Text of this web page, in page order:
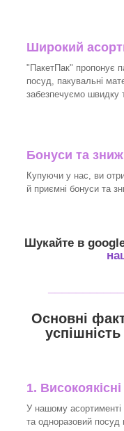
Широкий
"ПакетПак" пропонує
посуд, пакувальні
забезпечуємо швидку
Бонуси та
Купуючи у нас, ви
й приємні бонуси та
Шукайте в
Основні
1.
У нашому асортименті
та одноразовий посуд